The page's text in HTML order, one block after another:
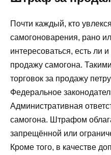
Почти каждый, кто
самогоноварения, рано
интересоваться, есть ли
продажу самогона.
торговок за продажу
Федеральное
Административная
самогона. Штрафом
запрещённой или
Кроме того, в качестве